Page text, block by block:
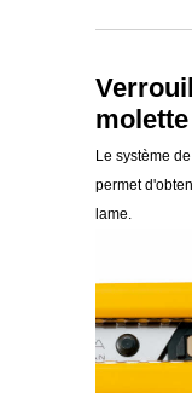
molette
Le système
permet
lame.